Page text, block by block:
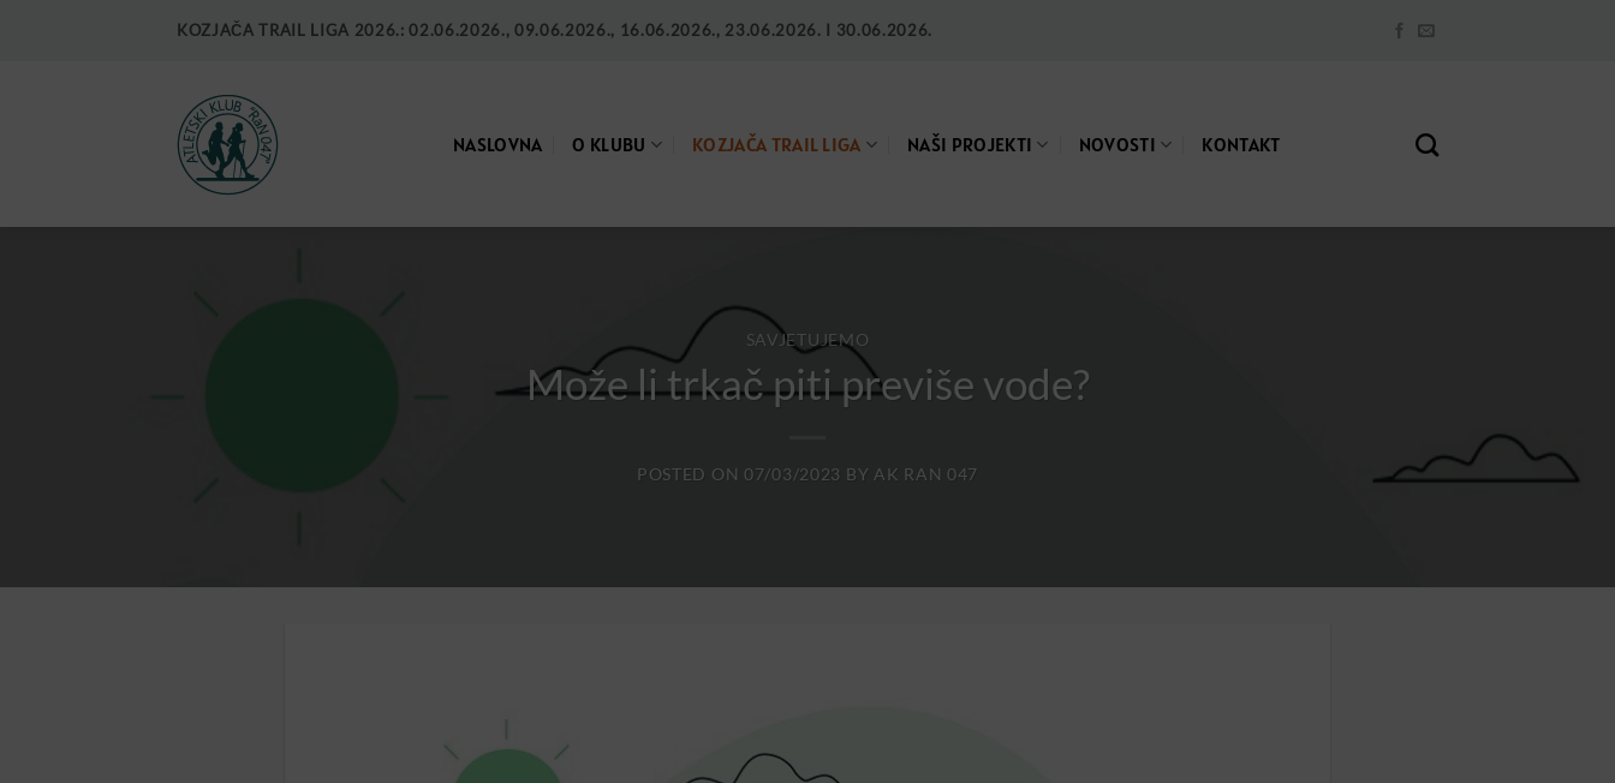
KOZJAČA TRAIL LIGA 2026.: 02.06.2026., 09.06.2026., 16.06.2026., 23.06.2026. I 30.06.2026.
NASLOVNA O KLUBU KOZJAČA TRAIL LIGA NAŠI PROJEKTI NOVOSTI KONTAKT
SAVJETUJEMO
Može li trkač piti previše vode?
POSTED ON 07/03/2023 BY AK RAN 047